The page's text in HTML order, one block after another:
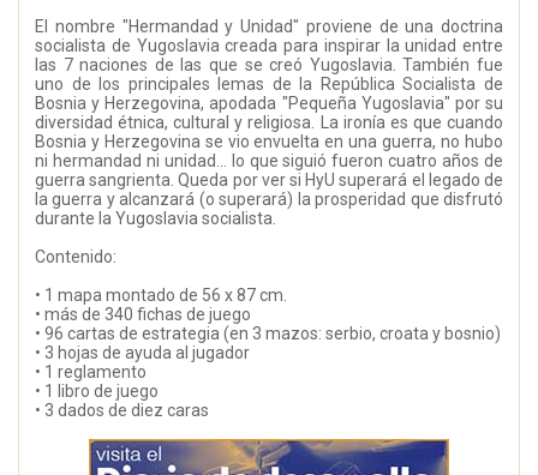
El nombre "Hermandad y Unidad" proviene de una doctrina
socialista de Yugoslavia creada para inspirar la unidad entre
las 7 naciones de las que se creó Yugoslavia. También fue
uno de los principales lemas de la República Socialista de
Bosnia y Herzegovina, apodada "Pequeña Yugoslavia" por su
diversidad étnica, cultural y religiosa. La ironía es que cuando
Bosnia y Herzegovina se vio envuelta en una guerra, no hubo
ni hermandad ni unidad... lo que siguió fueron cuatro años de
guerra sangrienta. Queda por ver si HyU superará el legado de
la guerra y alcanzará (o superará) la prosperidad que disfrutó
durante la Yugoslavia socialista.
Contenido:
• 1 mapa montado de 56 x 87 cm.
• más de 340 fichas de juego
• 96 cartas de estrategia (en 3 mazos: serbio, croata y bosnio)
• 3 hojas de ayuda al jugador
• 1 reglamento
• 1 libro de juego
• 3 dados de diez caras